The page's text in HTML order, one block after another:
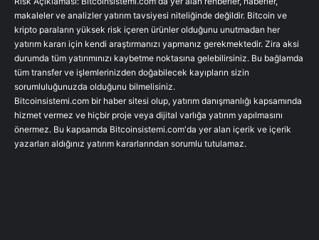
makaleler ve analizler yatırım tavsiyesi niteliğinde değildir. Bitcoin ve
kripto paraların yüksek risk içeren ürünler olduğunu unutmadan her
yatırım kararı için kendi araştırmanızı yapmanız gerekmektedir. Zira aksi
durumda tüm yatırımınızı kaybetme noktasına gelebilirsiniz. Bu bağlamda
tüm transfer ve işlemlerinizden doğabilecek kayıpların sizin
sorumluluğunuzda olduğunu bilmelisiniz.
Bitcoinsistemi.com bir haber sitesi olup, yatırım danışmanlığı kapsamında
hizmet vermez ve hiçbir proje veya dijital varlığa yatırım yapılmasını
önermez. Bu kapsamda Bitcoinsistemi.com'da yer alan içerik ve içerik
yazarları aldığınız yatırım kararlarından sorumlu tutulamaz.